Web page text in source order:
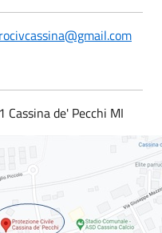
de' Pecchi MI